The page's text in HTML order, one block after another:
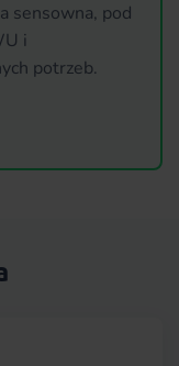
sensowna, pod
i
potrzeb.